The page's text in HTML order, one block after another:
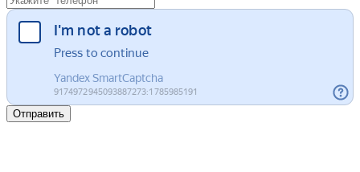
Отправить